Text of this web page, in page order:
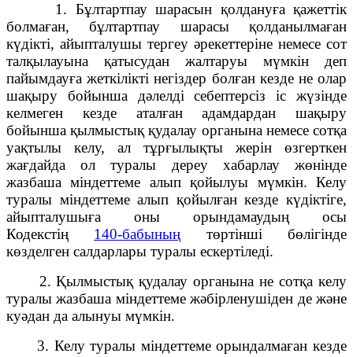
1. Бұлтартпау шарасын қолдануға қажеттік
болмаған, бұлтартпау шарасы қолданылмаған
күдікті, айыпталушы тергеу әрекеттеріне немесе сот
талқылауына қатысудан жалтаруы мүмкін деп
пайымдауға жеткілікті негіздер болған кезде не олар
шақыру бойынша дәлелді себептерсіз іс жүзінде
келмеген кезде аталған адамдардан шақыру
бойынша қылмыстық қудалау органына немесе сотқа
уақтылы келу, ал тұрғылықты жерін өзгерткен
жағдайда ол туралы дереу хабарлау жөнінде
жазбаша міндеттеме алып қойылуы мүмкін. Келу
туралы міндеттеме алып қойылған кезде күдіктіге,
айыпталушыға оны орындамаудың осы
Кодекстің 140-бабының төртінші бөлігінде
көзделген салдарлары туралы ескертіледі.
2. Қылмыстық қудалау органына не сотқа келу
туралы жазбаша міндеттеме жәбірленушіден де және
куәдан да алынуы мүмкін.
3. Келу туралы міндеттеме орындалмаған кезде